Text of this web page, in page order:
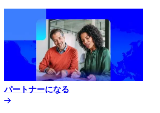
パートナーになる​​